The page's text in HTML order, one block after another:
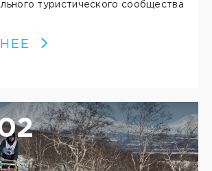
туристического сообщества